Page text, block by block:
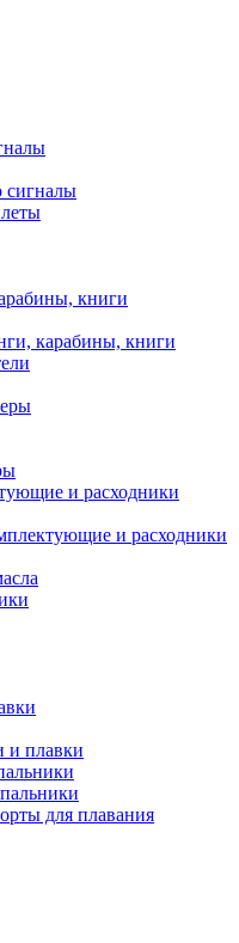
сигналы
книги
карабины, книги
и расходники
и расходники
и плавки
для плавания